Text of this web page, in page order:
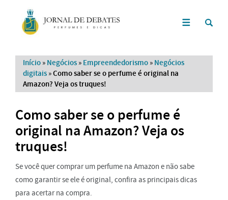
Início » Negócios » Empreendedorismo » Negócios
digitais »Como saber se o perfume é original na
Amazon? Veja os truques!
Como saber se o perfume é
original na Amazon? Veja os
truques!
Se você quer comprar um perfume na Amazon e não sabe
como garantir se ele é original, confira as principais dicas
para acertar na compra.